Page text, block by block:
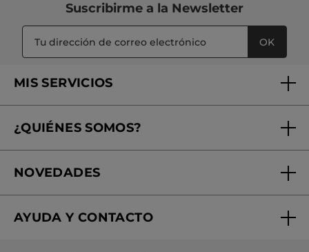
Suscribirme a la Newsletter
OK
MIS SERVICIOS
Tratamientos de Belleza
Mi club Yves Rocher
¿QUIÉNES SOMOS?
¿Quiénes somos?
Nuestros compromisos
NOVEDADES
Rebajas
AYUDA Y CONTACTO